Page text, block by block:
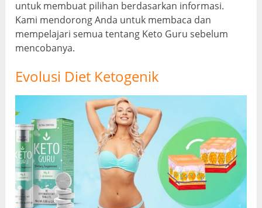
untuk membuat pilihan berdasarkan informasi.
Kami mendorong Anda untuk membaca dan
mempelajari semua tentang Keto Guru sebelum
mencobanya.
Evolusi Diet Ketogenik